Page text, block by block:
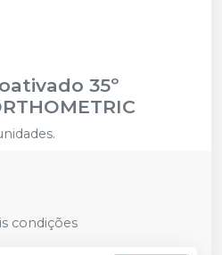
35º
condições